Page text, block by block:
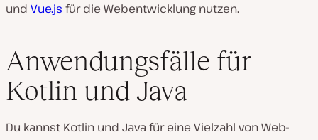
und Vue.js für die Webentwicklung nutzen.
Anwendungsfälle für
Kotlin und Java
Du kannst Kotlin und Java für eine Vielzahl von Web-